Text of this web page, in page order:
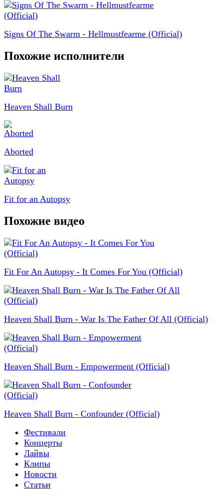
Signs Of The Swarm - Hellmustfearme (Official)
Похожие исполнители
Heaven Shall Burn
Aborted
Fit for an Autopsy
Похожие видео
Fit For An Autopsy - It Comes For You (Official)
Heaven Shall Burn - War Is The Father Of All (Official)
Heaven Shall Burn - Empowerment (Official)
Heaven Shall Burn - Confounder (Official)
Фестивали
Концерты
Лайвы
Клипы
Новости
Статьи